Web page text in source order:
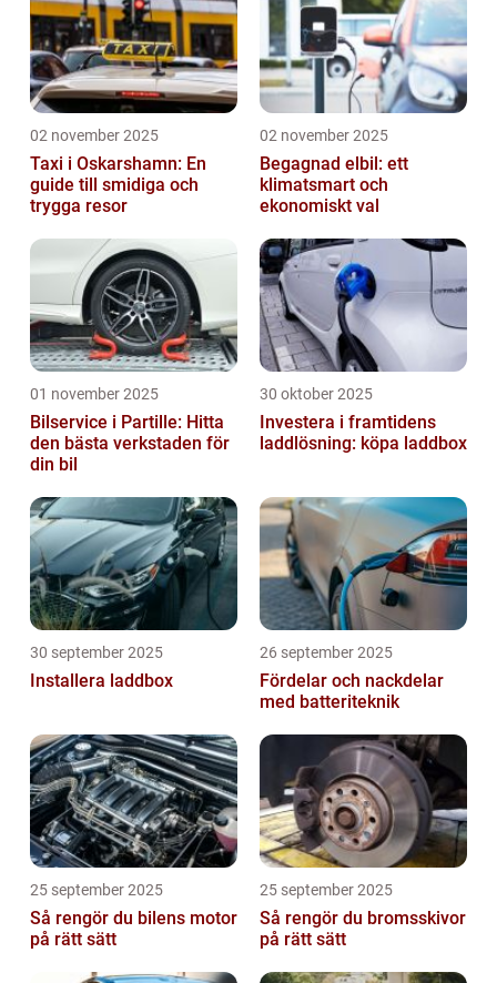
02 november 2025
Taxi i Oskarshamn: En
guide till smidiga och
trygga resor
02 november 2025
Begagnad elbil: ett
klimatsmart och
ekonomiskt val
01 november 2025
Bilservice i Partille: Hitta
den bästa verkstaden för
din bil
30 oktober 2025
Investera i framtidens
laddlösning: köpa laddbox
30 september 2025
Installera laddbox
26 september 2025
Fördelar och nackdelar
med batteriteknik
25 september 2025
Så rengör du bilens motor
på rätt sätt
25 september 2025
Så rengör du bromsskivor
på rätt sätt